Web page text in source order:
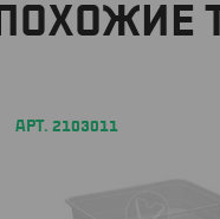
ПОХОЖИЕ
АРТ. 2103011